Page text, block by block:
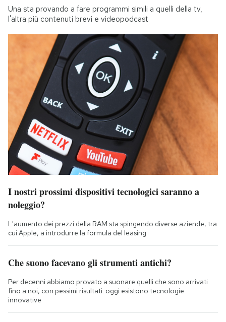
Una sta provando a fare programmi simili a quelli della tv,
l'altra più contenuti brevi e videopodcast
I nostri prossimi dispositivi tecnologici saranno a
noleggio?
L'aumento dei prezzi della RAM sta spingendo diverse aziende, tra
cui Apple, a introdurre la formula del leasing
Che suono facevano gli strumenti antichi?
Per decenni abbiamo provato a suonare quelli che sono arrivati
fino a noi, con pessimi risultati: oggi esistono tecnologie
innovative